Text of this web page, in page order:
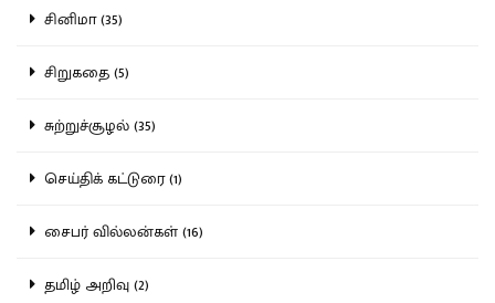
சினிமா (35)
சிறுகதை (5)
சுற்றுச்சூழல் (35)
செய்திக் கட்டுரை (1)
சைபர் வில்லன்கள் (16)
தமிழ் அறிவு (2)